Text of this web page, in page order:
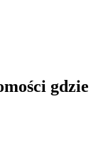
gdzie